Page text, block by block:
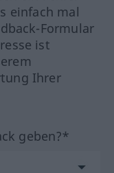
einfach mal
Formular
ist
Ihrer
geben?*